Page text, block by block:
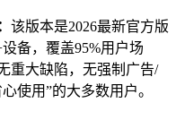
该版本是2026最新官方版
备，覆盖95%用户场
重大缺陷，无强制广告/
使用”的大多数用户。